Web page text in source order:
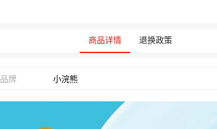
商品详情 退换政策
品牌 小浣熊